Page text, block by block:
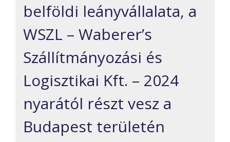
belföldi leányvállalata, a
WSZL – Waberer’s
Szállítmányozási és
Logisztikai Kft. – 2024
nyarától részt vesz a
Budapest területén